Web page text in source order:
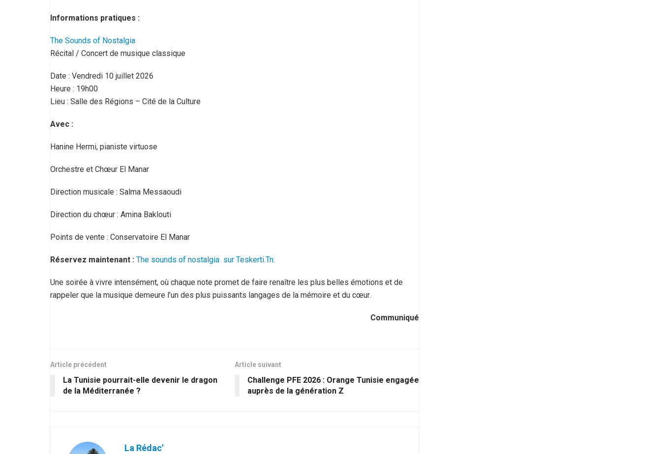
Informations pratiques :
The Sounds of Nostalgia
Récital / Concert de musique classique
Date : Vendredi 10 juillet 2026
Heure : 19h00
Lieu : Salle des Régions – Cité de la Culture
Avec :
Hanine Hermi, pianiste virtuose
Orchestre et Chœur El Manar
Direction musicale : Salma Messaoudi
Direction du chœur : Amina Baklouti
Points de vente : Conservatoire El Manar
Réservez maintenant : The sounds of nostalgia sur Teskerti.Tn.
Une soirée à vivre intensément, où chaque note promet de faire renaître les plus belles émotions et de
rappeler que la musique demeure l’un des plus puissants langages de la mémoire et du cœur.
Communiqué
Article précédent
La Tunisie pourrait-elle devenir le dragon
de la Méditerranée ?
Article suivant
Challenge PFE 2026 : Orange Tunisie engagée
auprès de la génération Z
La Rédac'